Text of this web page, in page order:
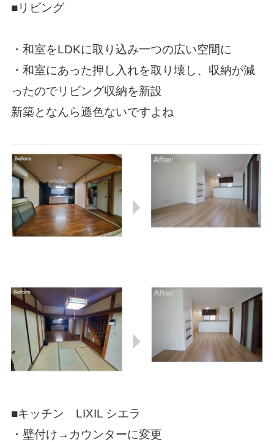
■リビング
・和室をLDKに取り込み一つの広い空間に
・和室にあった押し入れを取り壊し、収納が減
ったのでリビング収納を新設
新築となんら遜色ないですよね
■キッチン LIXIL シエラ
・壁付け→カウンターに変更